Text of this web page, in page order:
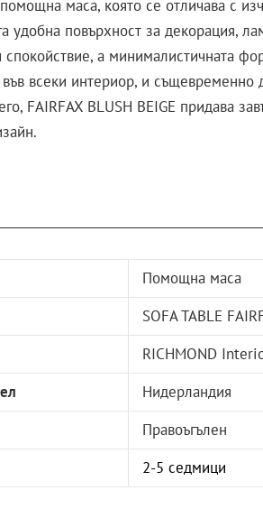
маса, която се отличава с
повърхност за декорация,
а минималистичната
всеки интериор, и същевременно
FAIRFAX BLUSH BEIGE придава
Помощна маса
SOFA TABLE
RICHMOND
Нидерландия
Правоъгълен
2-5 седмици